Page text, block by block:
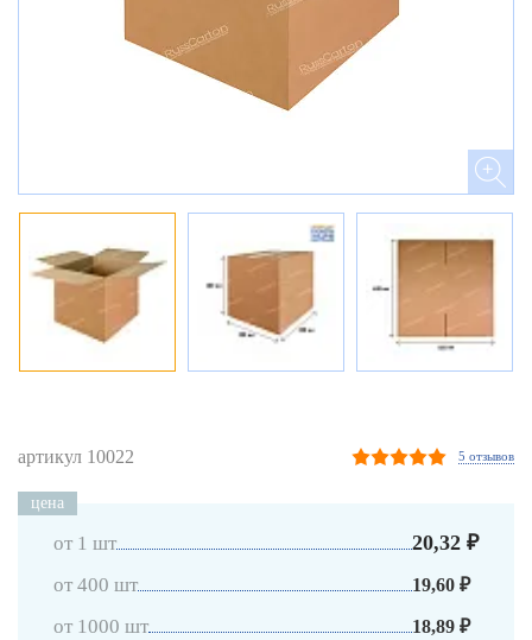
артикул 10022 5 отзывов
цена
от 1 шт 20,32 ₽
от 400 шт 19,60 ₽
от 1000 шт 18,89 ₽